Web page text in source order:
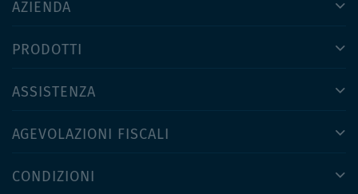
AZIENDA
PRODOTTI
ASSISTENZA
AGEVOLAZIONI FISCALI
CONDIZIONI